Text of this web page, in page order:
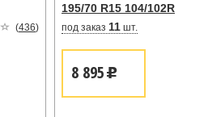
(436)
195/70 R15 104/102R
под заказ 11 шт.
8 895 u